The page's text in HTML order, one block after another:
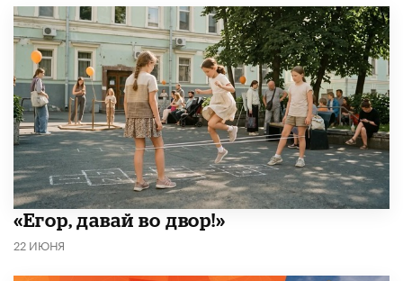
«Егор, давай во двор!»
22 ИЮНЯ